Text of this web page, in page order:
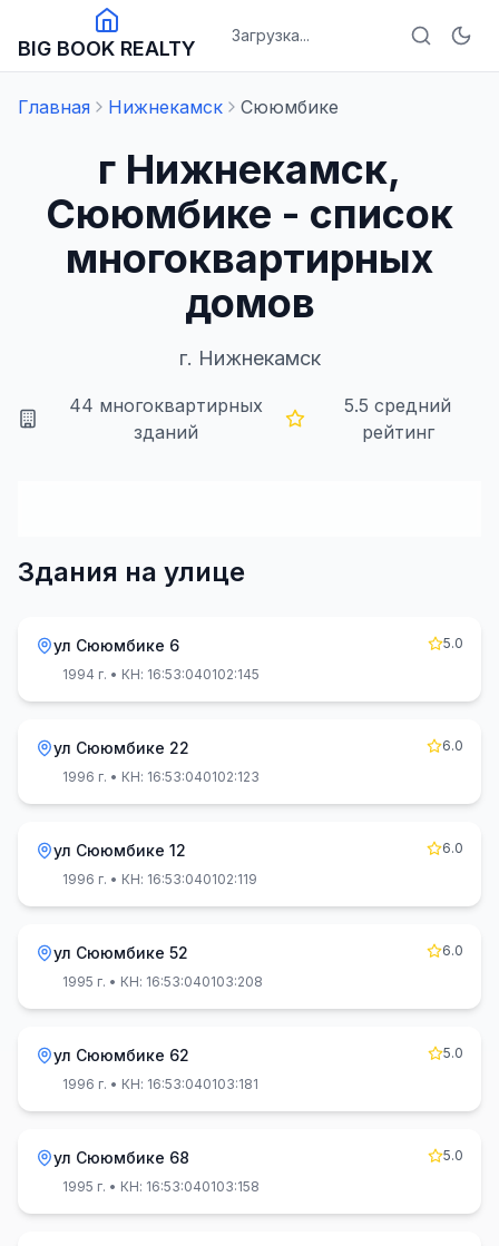
BIG BOOK REALTY
Загрузка...
Главная Нижнекамск Сююмбике
г Нижнекамск,
Сююмбике - список
многоквартирных
домов
г. Нижнекамск
44 многоквартирных
зданий
5.5 средний
рейтинг
Здания на улице
ул Сююмбике 6
5.0
1994 г. • КН: 16:53:040102:145
ул Сююмбике 22
6.0
1996 г. • КН: 16:53:040102:123
ул Сююмбике 12
6.0
1996 г. • КН: 16:53:040102:119
ул Сююмбике 52
6.0
1995 г. • КН: 16:53:040103:208
ул Сююмбике 62
5.0
1996 г. • КН: 16:53:040103:181
ул Сююмбике 68
5.0
1995 г. • КН: 16:53:040103:158